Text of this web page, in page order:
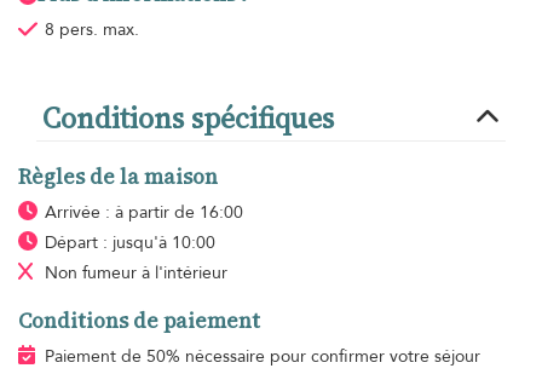
8 pers. max.
Conditions spécifiques
Règles de la maison
Arrivée : à partir de 16:00
Départ : jusqu'à 10:00
Non fumeur à l'intérieur
Conditions de paiement
Paiement de 50% nécessaire pour confirmer votre séjour